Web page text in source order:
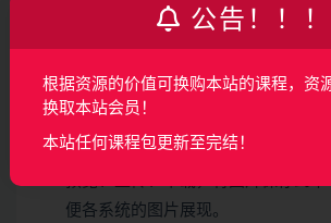
9-5 客户标签修改（下）
第10章 完成商品开发、图片上传下
除了完成商品管理的基本操作外。重
便各系统的图片展现。
公告！！！
根据资源的价值可换购本站的课程，资
换取本站会员！
本站任何课程包更新至完结！